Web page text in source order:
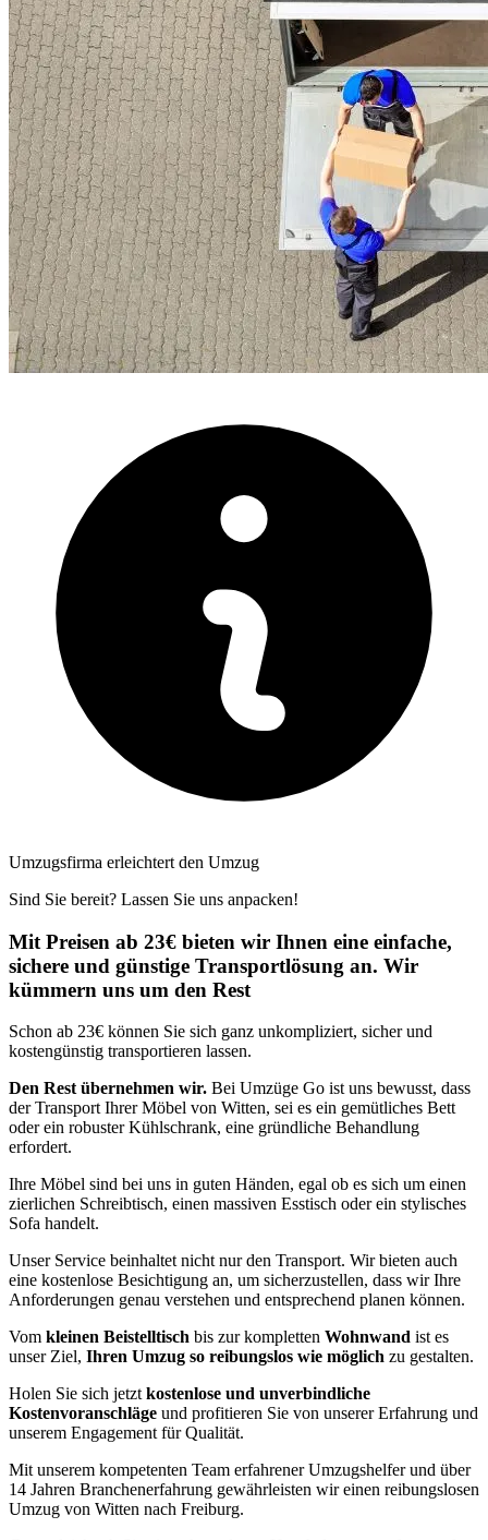
Umzugsfirma erleichtert den Umzug
Sind Sie bereit? Lassen Sie uns anpacken!
Mit Preisen ab 23€ bieten wir Ihnen eine einfache,
sichere und günstige Transportlösung an. Wir
kümmern uns um den Rest
Schon ab 23€ können Sie sich ganz unkompliziert, sicher und
kostengünstig transportieren lassen.
Den Rest übernehmen wir. Bei Umzüge Go ist uns bewusst, dass
der Transport Ihrer Möbel von Witten, sei es ein gemütliches Bett
oder ein robuster Kühlschrank, eine gründliche Behandlung
erfordert.
Ihre Möbel sind bei uns in guten Händen, egal ob es sich um einen
zierlichen Schreibtisch, einen massiven Esstisch oder ein stylisches
Sofa handelt.
Unser Service beinhaltet nicht nur den Transport. Wir bieten auch
eine kostenlose Besichtigung an, um sicherzustellen, dass wir Ihre
Anforderungen genau verstehen und entsprechend planen können.
Vom kleinen Beistelltisch bis zur kompletten Wohnwand ist es
unser Ziel, Ihren Umzug so reibungslos wie möglich zu gestalten.
Holen Sie sich jetzt kostenlose und unverbindliche
Kostenvoranschläge und profitieren Sie von unserer Erfahrung und
unserem Engagement für Qualität.
Mit unserem kompetenten Team erfahrener Umzugshelfer und über
14 Jahren Branchenerfahrung gewährleisten wir einen reibungslosen
Umzug von Witten nach Freiburg.